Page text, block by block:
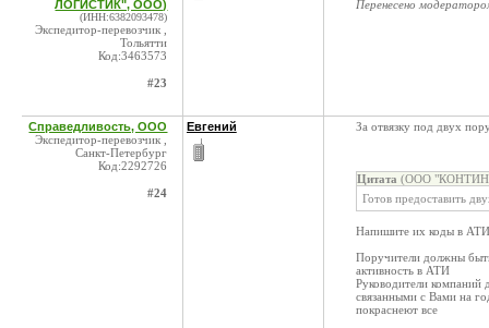
ЛОГИСТИК", ООО)
(ИНН:6382093478)
Экспедитор-перевозчик ,
Тольятти
Код:3463573
#23
Перенесено
Справедливость, ООО
Экспедитор-перевозчик ,
Санкт-Петербург
Код:2292726
#24
Евгений За отвязку под двух
Цитата (ООО
Готов предоставить
Напишите их коды в АТИ
Поручители должны
активность в АТИ
Руководители компаний
связанными с Вами на
покраснеют все